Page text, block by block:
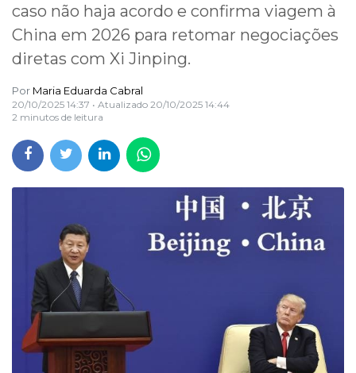
caso não haja acordo e confirma viagem à
China em 2026 para retomar negociações
diretas com Xi Jinping.
Por Maria Eduarda Cabral
20/10/2025 14:37 • Atualizado 20/10/2025 14:44
2 minutos de leitura